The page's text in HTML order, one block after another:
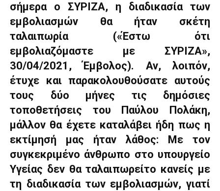
σήμερα ο ΣΥΡΙΖΑ, η διαδικασία των
εμβολιασμών θα ήταν σκέτη
ταλαιπωρία («Έστω ότι
εμβολιαζόμαστε με ΣΥΡΙΖΑ»,
30/04/2021, Έμβολος). Αν, λοιπόν,
έτυχε και παρακολουθούσατε αυτούς
τους δύο μήνες τις δημόσιες
τοποθετήσεις του Παύλου Πολάκη,
μάλλον θα έχετε καταλάβει ήδη πως η
εκτίμησή μας ήταν λάθος: Με τον
συγκεκριμένο άνθρωπο στο υπουργείο
Υγείας δεν θα ταλαιπωρείτο κανείς με
τη διαδικασία των εμβολιασμών, γιατί